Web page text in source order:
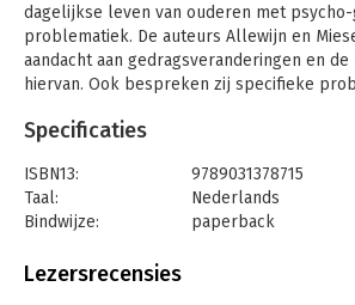
dagelijkse leven van ouderen met
problematiek. De auteurs Allewijn en
aandacht aan gedragsveranderingen en
hiervan. Ook bespreken zij specifieke
aandoeningen van de hersenen zoals bij
Basisboek Zorg om ouderen is bedoeld
zorgverleners in de psychogeriatrie. Het is
verpleegkundigen, ouderenadviseurs,
Specificaties
ISBN13:
9789031378715
Taal:
Nederlands
Bindwijze:
paperback
Uitgever:
Lezersrecensies